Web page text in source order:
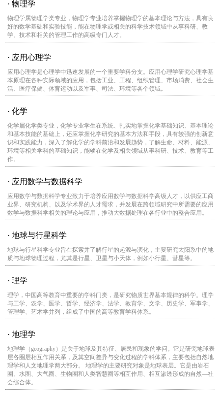
· 物理学
物理学属物理学类专业，物理学专业培养掌握物理学的基本理论与方法，具有良
好的数学基础和实验技能，能在物理学或相关的科学技术领域中从事科研、教
学、技术和相关的管理工作的高级专门人才。
· 应用心理学
应用心理学是心理学中迅速发展的一个重要学科分支。应用心理学研究心理学基
本原理在各种实际领域的应用，包括工业、工程、组织管理、市场消费、社会生
活、医疗保健、体育运动以及军事、司法、环境等各个领域。
· 化学
化学属化学类专业，化学专业学生在系统、扎实地掌握化学基础知识、基本理论
和基本技能的基础上，还应掌握化学研究的基本方法和手段，具有较强的创新意
识和实践能力，深入了解化学的学科前沿和发展趋势，了解生命、材料、能源、
环境等相关学科的基础知识，能够在化学及相关领域从事科研、技术、教育等工
作。
· 应用数学与数据科学
应用数学与数据科学专业致力于培养应用数学与数据科学高级人才，以供应工商
业界、研究机构、以及学术界的人才需求，并发展在跨领域研究中所需要的应用
数学与数据科学相关的理论与应用，推动大数据处理在各行业中的整合应用。
· 地球与行星科学
地球与行星科学专业旨在探索并了解行星的起源与演化，主要研究太阳系中的地
质与地球物理过程，尤其是行星、卫星与小天体，例如小行星、彗星等。
· 理学
理学，中国高等教育中重要的学科门类，是研究物质世界基本规律的科学。理学
与工学、农学、医学、哲学、经济学、法学、教育学、文学、历史学、军事学、
管理学、艺术学并列，组成了中国的高等教育学科体系。
· 地理学
地理学（geography）是关于地球及其特征、居民和现象的学问。它是研究地球表
层各圈层相互作用关系，及其空间差异与变化过程的学科体系，主要包括自然地
理学和人文地理学两大部分。 地理学的主要研究对象是地球表层。它是由岩石
圈、水圈、大气圈、生物圈和人类智慧圈等相互作用、相互渗透形成的自然—社
会综合体。